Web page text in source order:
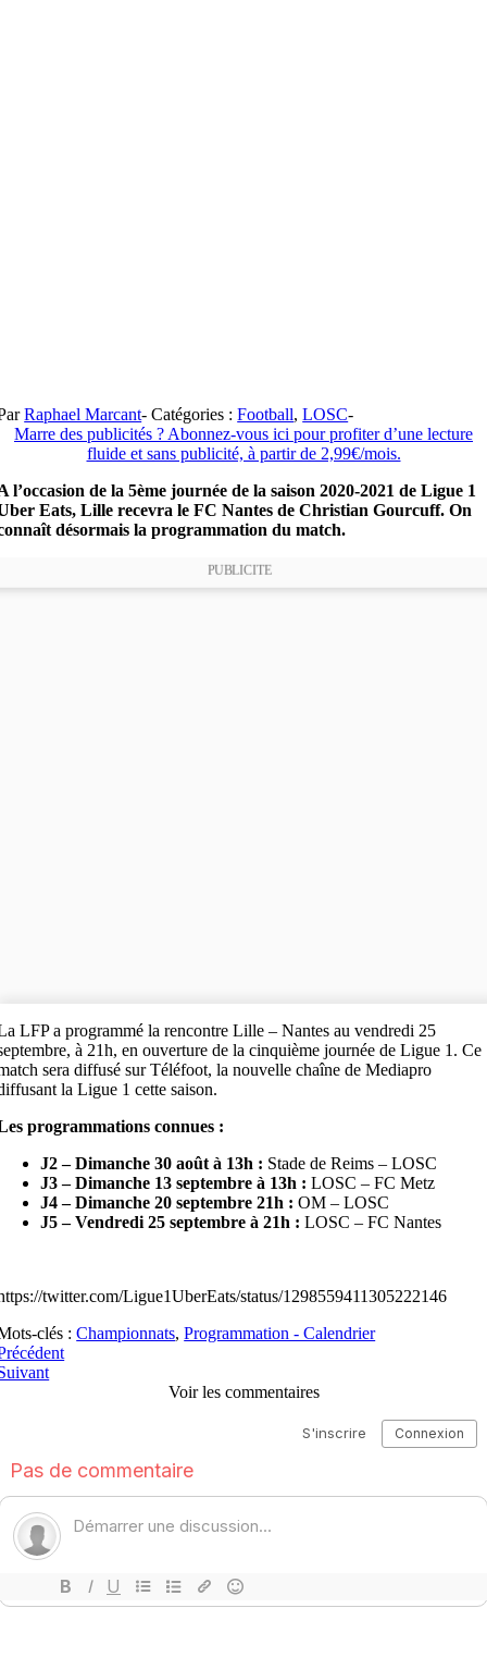
Raphael Marcant- Catégories :Football,LOSC-
Marre des publicités ? Abonnez-vous ici pour profiter d’une lecture
fluide et sans publicité, à partir de 2,99€/mois.
l’occasion de la 5ème journée de la saison 2020-2021 de Ligue 1
Eats, Lille recevra le FC Nantes de Christian Gourcuff. On
désormais la programmation du match.
PUBLICITE
LFP a programmé la rencontre Lille – Nantes au vendredi 25
à 21h, en ouverture de la cinquième journée de Ligue 1. Ce
sera diffusé sur Téléfoot, la nouvelle chaîne de Mediapro
la Ligue 1 cette saison.
programmations connues :
J2 – Dimanche 30 août à 13h : Stade de Reims – LOSC
J3 – Dimanche 13 septembre à 13h : LOSC – FC Metz
J4 – Dimanche 20 septembre 21h : OM – LOSC
J5 – Vendredi 25 septembre à 21h : LOSC – FC Nantes
twitter.com/Ligue1UberEats/status/1298559411305222146
clés :Championnats,Programmation - Calendrier
Voir les commentaires